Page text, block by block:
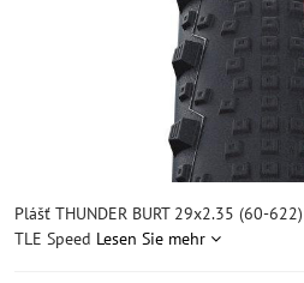
Plášť THUNDER BURT 29x2.35 (60-
TLE Speed Lesen Sie mehr